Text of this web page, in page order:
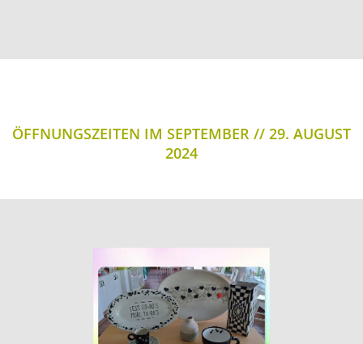
ÖFFNUNGSZEITEN IM SEPTEMBER
29. AUGUST
2024